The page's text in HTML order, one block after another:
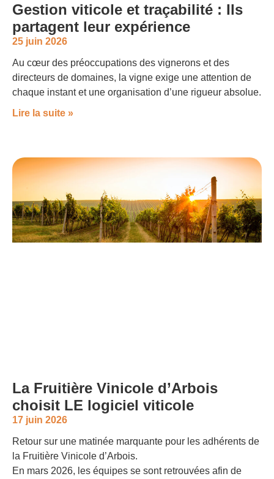
Gestion viticole et traçabilité : Ils
partagent leur expérience
25 juin 2026
Au cœur des préoccupations des vignerons et des
directeurs de domaines, la vigne exige une attention de
chaque instant et une organisation d’une rigueur absolue.
Lire la suite »
La Fruitière Vinicole d’Arbois
choisit LE logiciel viticole
17 juin 2026
Retour sur une matinée marquante pour les adhérents de
la Fruitière Vinicole d’Arbois.
En mars 2026, les équipes se sont retrouvées afin de